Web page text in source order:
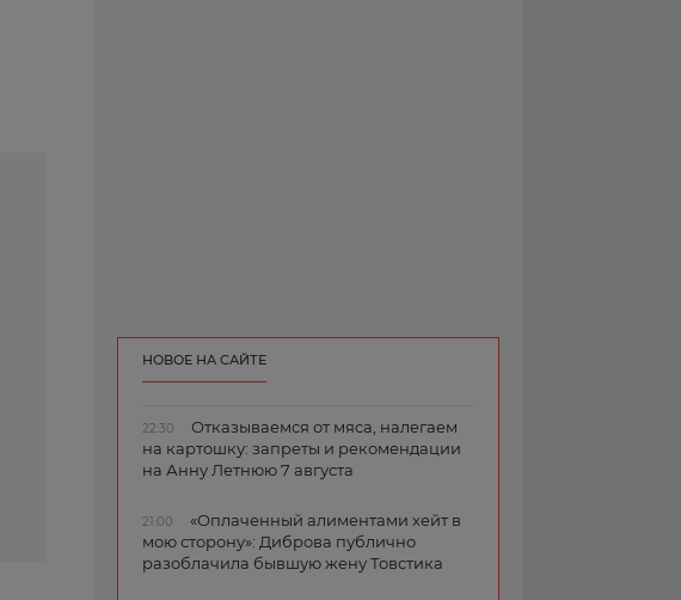
НОВОЕ НА САЙТЕ
22:30
Отказываемся от мяса, налегаем
на картошку: запреты и рекомендации
на Анну Летнюю 7 августа
21:00
«Оплаченный алиментами хейт в
мою сторону»: Диброва публично
разоблачила бывшую жену Товстика